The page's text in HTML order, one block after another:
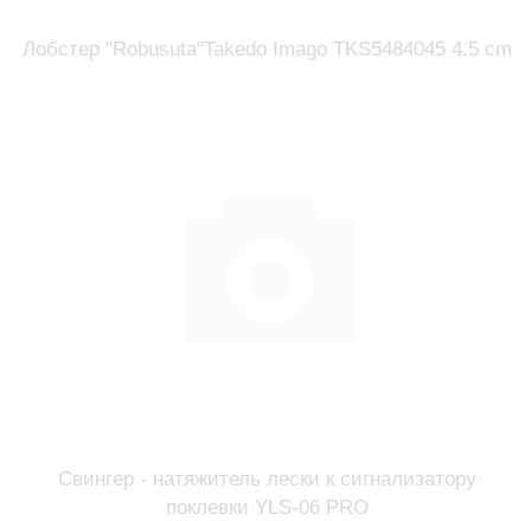
Лобстер "Robusuta"Takedo Imago TKS5484045 4.5 cm
Свингер - натяжитель лески к сигнализатору
поклевки YLS-06 PRO